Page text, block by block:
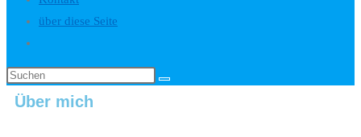
über diese Seite
Über mich